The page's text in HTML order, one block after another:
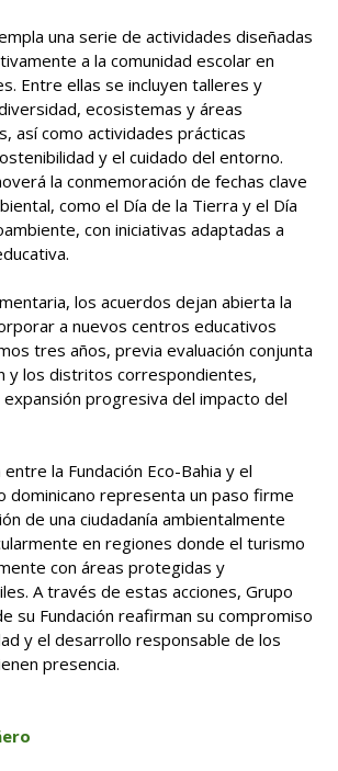
una serie de actividades diseñadas
a la comunidad escolar en
Entre ellas se incluyen talleres y
ecosistemas y áreas
así como actividades prácticas
y el cuidado del entorno.
la conmemoración de fechas clave
como el Día de la Tierra y el Día
con iniciativas adaptadas a
los acuerdos dejan abierta la
a nuevos centros educativos
tres años, previa evaluación conjunta
y los distritos correspondientes,
progresiva del impacto del
la Fundación Eco-Bahia y el
dominicano representa un paso firme
de una ciudadanía ambientalmente
en regiones donde el turismo
con áreas protegidas y
A través de estas acciones, Grupo
su Fundación reafirman su compromiso
y el desarrollo responsable de los
presencia.